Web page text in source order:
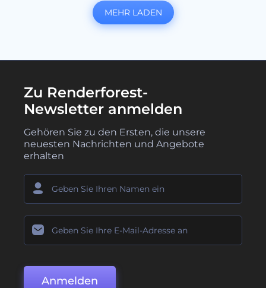
MEHR LADEN
Zu Renderforest-
Newsletter anmelden
Gehören Sie zu den Ersten, die unsere
neuesten Nachrichten und Angebote
erhalten
Anmelden